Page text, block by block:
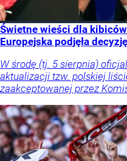
Świetne wieści dla
Europejska podjęła decyzję
W środę (tj. 5 sierpnia)
aktualizacji tzw. polskiej
zaakceptowanej przez